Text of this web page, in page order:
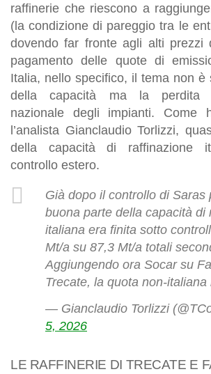
raffinerie che riescono a
(la condizione di pareggio tra le
dovendo far fronte agli alti prezzi
pagamento delle quote di
Italia, nello specifico, il tema non è
della capacità ma la perdita
nazionale degli impianti. Come
l’analista Gianclaudio Torlizzi,
della capacità di raffinazione
controllo estero.
Già dopo il controllo di Saras
buona parte della capacità di
italiana era finita sotto
Mt/a su 87,3 Mt/a totali
Aggiungendo ora Socar su
Trecate, la quota non-italiana
— Gianclaudio Torlizzi
5, 2026
LE RAFFINERIE DI TRECATE E